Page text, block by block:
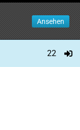
Ansehen
22